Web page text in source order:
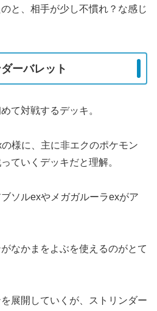
と、相手が少し不慣れ？な感じ
ーバレット
て対戦するデッキ。
様に、主に非エクのポケモン
ていくデッキだと理解。
ソルexやメガガルーラexがア
なかまをよぶを使えるのがとて
展開していくが、ストリンダー